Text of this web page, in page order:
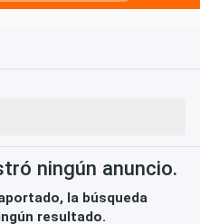
ningún anuncio.
la búsqueda
resultado.